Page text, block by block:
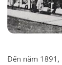
Đến năm 1891,